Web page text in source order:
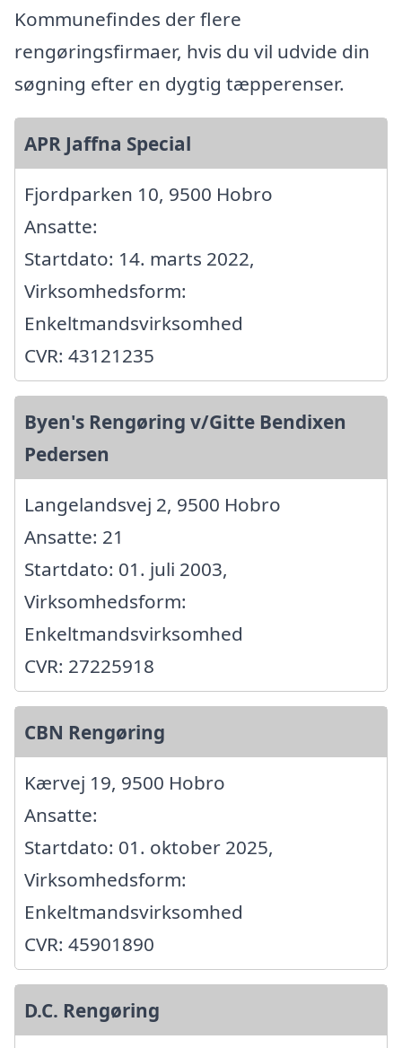
Kommunefindes der flere
rengøringsfirmaer, hvis du vil udvide din
søgning efter en dygtig tæpperenser.
APR Jaffna Special
Fjordparken 10, 9500 Hobro
Ansatte:
Startdato: 14. marts 2022,
Virksomhedsform:
Enkeltmandsvirksomhed
CVR: 43121235
Byen's Rengøring v/Gitte Bendixen
Pedersen
Langelandsvej 2, 9500 Hobro
Ansatte: 21
Startdato: 01. juli 2003,
Virksomhedsform:
Enkeltmandsvirksomhed
CVR: 27225918
CBN Rengøring
Kærvej 19, 9500 Hobro
Ansatte:
Startdato: 01. oktober 2025,
Virksomhedsform:
Enkeltmandsvirksomhed
CVR: 45901890
D.C. Rengøring